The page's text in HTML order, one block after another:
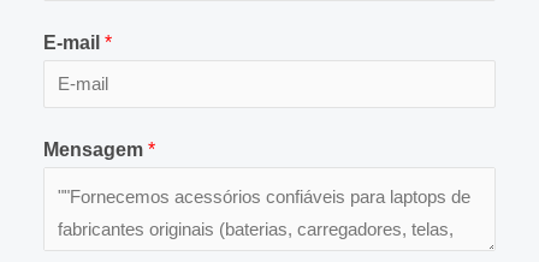
E-mail *
Mensagem *